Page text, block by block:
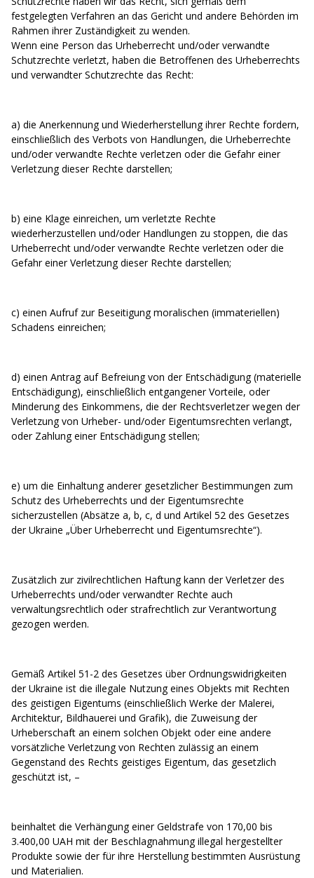
festgelegten Verfahren an das Gericht und andere Behörden im
Rahmen ihrer Zuständigkeit zu wenden.
Wenn eine Person das Urheberrecht und/oder verwandte
Schutzrechte verletzt, haben die Betroffenen des Urheberrechts
und verwandter Schutzrechte das Recht:
a) die Anerkennung und Wiederherstellung ihrer Rechte fordern,
einschließlich des Verbots von Handlungen, die Urheberrechte
und/oder verwandte Rechte verletzen oder die Gefahr einer
Verletzung dieser Rechte darstellen;
b) eine Klage einreichen, um verletzte Rechte
wiederherzustellen und/oder Handlungen zu stoppen, die das
Urheberrecht und/oder verwandte Rechte verletzen oder die
Gefahr einer Verletzung dieser Rechte darstellen;
c) einen Aufruf zur Beseitigung moralischen (immateriellen)
Schadens einreichen;
d) einen Antrag auf Befreiung von der Entschädigung (materielle
Entschädigung), einschließlich entgangener Vorteile, oder
Minderung des Einkommens, die der Rechtsverletzer wegen der
Verletzung von Urheber- und/oder Eigentumsrechten verlangt,
oder Zahlung einer Entschädigung stellen;
e) um die Einhaltung anderer gesetzlicher Bestimmungen zum
Schutz des Urheberrechts und der Eigentumsrechte
sicherzustellen (Absätze a, b, c, d und Artikel 52 des Gesetzes
der Ukraine „Über Urheberrecht und Eigentumsrechte“).
Zusätzlich zur zivilrechtlichen Haftung kann der Verletzer des
Urheberrechts und/oder verwandter Rechte auch
verwaltungsrechtlich oder strafrechtlich zur Verantwortung
gezogen werden.
Gemäß Artikel 51-2 des Gesetzes über Ordnungswidrigkeiten
der Ukraine ist die illegale Nutzung eines Objekts mit Rechten
des geistigen Eigentums (einschließlich Werke der Malerei,
Architektur, Bildhauerei und Grafik), die Zuweisung der
Urheberschaft an einem solchen Objekt oder eine andere
vorsätzliche Verletzung von Rechten zulässig an einem
Gegenstand des Rechts geistiges Eigentum, das gesetzlich
geschützt ist, –
beinhaltet die Verhängung einer Geldstrafe von 170,00 bis
3.400,00 UAH mit der Beschlagnahmung illegal hergestellter
Produkte sowie der für ihre Herstellung bestimmten Ausrüstung
und Materialien.